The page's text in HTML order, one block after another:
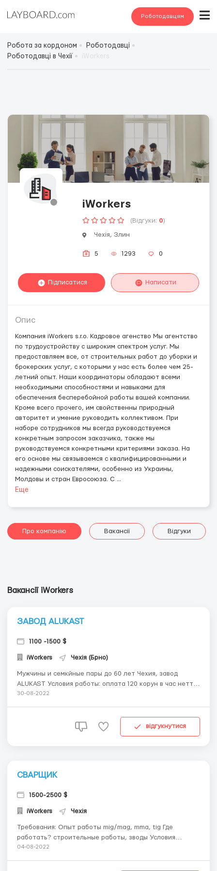
Роботодавцям
Робота за кордоном
Роботодавці
Роботодавці в Чехії
iWorkers
(Відгуки: 0)
Чехія, Злин
5 1293 0
Підписатися Написати
Опис
Компания iWorkers s.r.o. Кадровое агенство Мы агентство
по трудоустройству с широким спектром услуг. Мы
предоставляем все, от строительных работ до уборки и
брокерских услуг, с которыми у нас есть более чем 25-
летний опыт. Наши координаторы обладают всеми
необходимыми способностями и навыками для
обеспечения бесперебойной работы вашей компании.
Кроме всего прочего, им свойственны природный
авторитет и умение руководить коллективом. При
наборе сотрудников мы всегда руководствуемся
конкретным запросом заказчика, также мы
руководствуемся конкретными критериями заказа. На
его основе мы связываемся с квалифицированными и
надежными соискателями, особенно из Украины,
Молдовы и стран Евросоюза. С ...
Еще
Про компанію Вакансії Відгуки
Вакансії iWorkers
ЗАВОД ALUKAST
1100 -1500 $
iWorkers Чехія (Брно)
Мужчины и семкйные пары до 60 лет Чехия, завод
ALUKAST Условия работы: оплата 120 корун в час нетто
социальное и медицинское страхование бесплатное
30-08-2022
відгукнутися
СВАРЩИК
1500-2500 $
iWorkers Чехія
Требования: Опыт работы mig/mag, mma, tig Где
работать? строительные работы, зводы Условия
работы: 12 часовые смены оплата 130-170 крорн в час
04-08-2022